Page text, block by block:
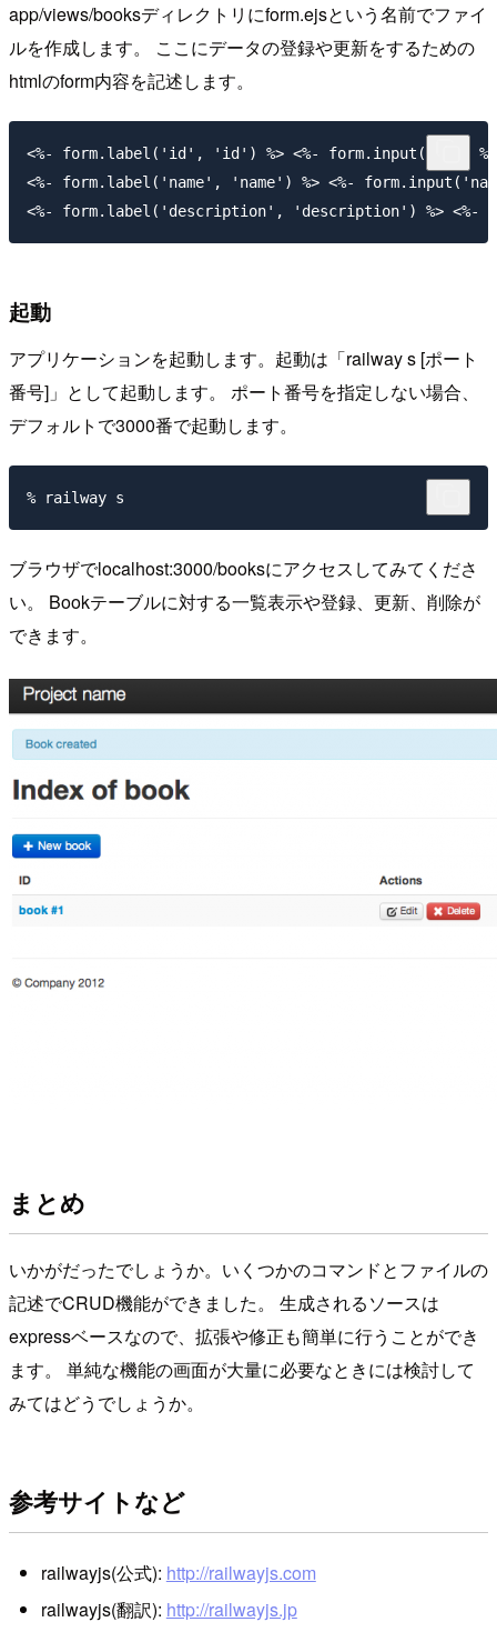
app/views/booksディレクトリにform.ejsという名前でファイ
ルを作成します。 ここにデータの登録や更新をするための
htmlのform内容を記述します。
<%- form.label('id', 'id') %> <%- form.input('id') %>
<%- form.label('name', 'name') %> <%-
起動
アプリケーションを起動します。起動は「railway s [ポート
番号]」として起動します。 ポート番号を指定しない場合、
デフォルトで3000番で起動します。
ブラウザでlocalhost:3000/booksにアクセスしてみてくださ
い。 Bookテーブルに対する一覧表示や登録、更新、削除が
できます。
まとめ
いかがだったでしょうか。いくつかのコマンドとファイルの
記述でCRUD機能ができました。 生成されるソースは
expressベースなので、拡張や修正も簡単に行うことができ
ます。 単純な機能の画面が大量に必要なときには検討して
みてはどうでしょうか。
参考サイトなど
railwayjs(公式): http://railwayjs.com
railwayjs(翻訳): http://railwayjs.jp